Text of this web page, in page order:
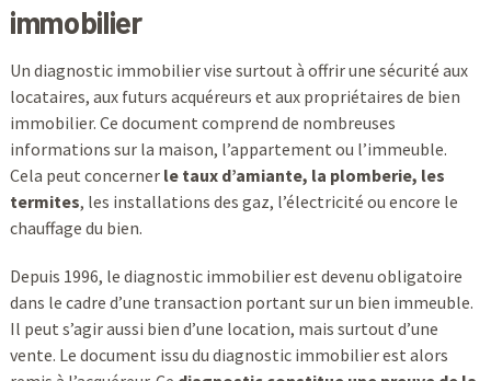
immobilier
Un diagnostic immobilier vise surtout à offrir une sécurité aux
locataires, aux futurs acquéreurs et aux propriétaires de bien
immobilier. Ce document comprend de nombreuses
informations sur la maison, l’appartement ou l’immeuble.
Cela peut concerner le taux d’amiante, la plomberie, les
termites, les installations des gaz, l’électricité ou encore le
chauffage du bien.
Depuis 1996, le diagnostic immobilier est devenu obligatoire
dans le cadre d’une transaction portant sur un bien immeuble.
Il peut s’agir aussi bien d’une location, mais surtout d’une
vente. Le document issu du diagnostic immobilier est alors